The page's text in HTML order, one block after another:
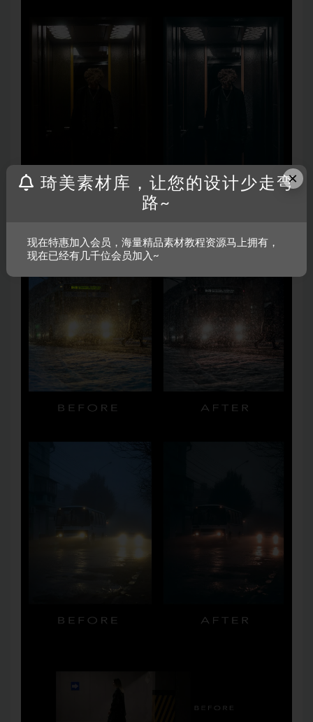
×
琦美素材库，让您的设计少走弯
路~
现在特惠加入会员，海量精品素材教程资源马上拥有，
现在已经有几千位会员加入~